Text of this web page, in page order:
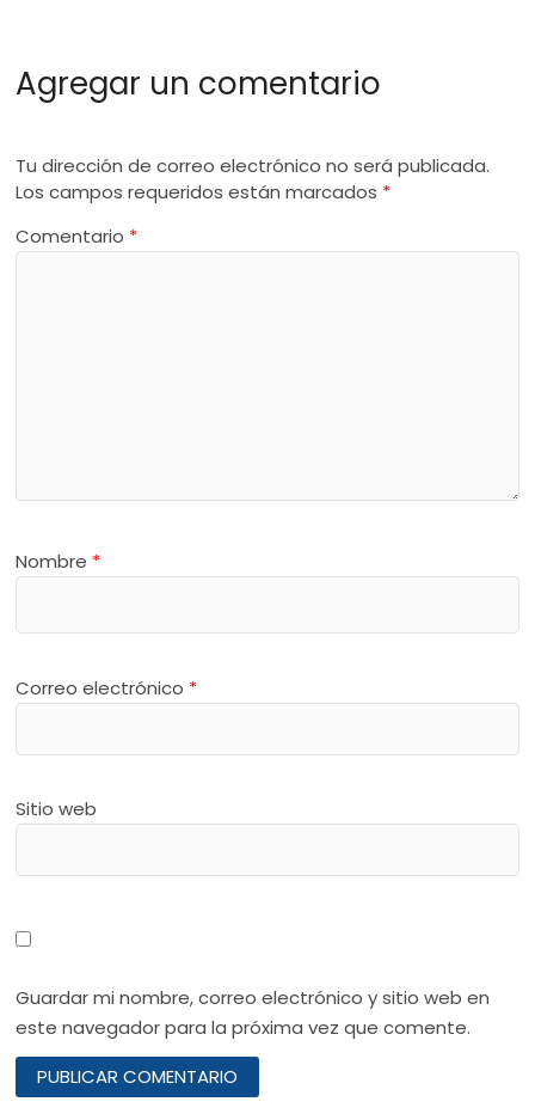
Agregar un comentario
Tu dirección de correo electrónico no será publicada.
Los campos requeridos están marcados *
Comentario *
Nombre *
Correo electrónico *
Sitio web
Guardar mi nombre, correo electrónico y sitio web en
este navegador para la próxima vez que comente.